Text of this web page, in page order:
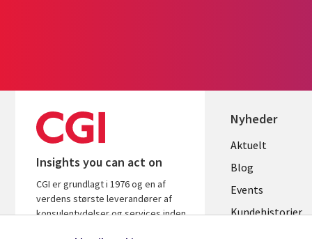
Insights you can act on
CGI er grundlagt i 1976 og en af
verdens største leverandører af
konsulentydelser og services inden
Nyheder
Useful
links
DENMARK
Aktuelt
Blog
Events
Kundehistorier